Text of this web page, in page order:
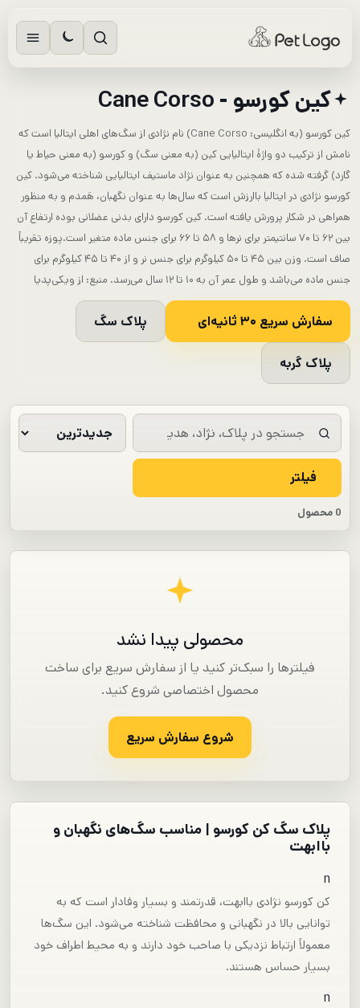
کین کورسو - Cane Corso
کین کورسو (به انگلیسی: Cane Corso) نام نژادی از سگ‌های اهلی ایتالیا است که
نامش از ترکیب دو واژۀ ایتالیایی کین (به معنی سگ) و کورسو (به معنی حیاط یا
گارد) گرفته شده که همچنین به عنوان نژاد ماستیف ایتالیایی شناخته می‌شود. کین
کورسو نژادی در ایتالیا باارزش است که سال‌ها به عنوان نگهبان، هَمدم و به منظور
همراهی در شکار پرورش یافته است. کین کورسو دارای بدنی عضلانی بوده ارتفاع آن
بین ۶۲ تا ۷۰ سانتیمتر برای نرها و ۵۸ تا ۶۶ برای جنس ماده متغیر است.پوزه تقریباً
صاف است. وزن بین ۴۵ تا ۵۰ کیلوگرم برای جنس نر و از ۴۰ تا ۴۵ کیلوگرم برای
جنس ماده می‌باشد و طول عمر آن به ۱۰ تا ۱۲ سال می‌رسد. منبع: از ویکی‌پدیا
سفارش سریع ۳۰ ثانیه‌ای پلاک سگ
پلاک گربه
فیلتر
0 محصول
محصولی پیدا نشد
فیلترها را سبک‌تر کنید یا از سفارش سریع برای ساخت
محصول اختصاصی شروع کنید.
شروع سفارش سریع
پلاک سگ کن کورسو | مناسب سگ‌های نگهبان و
باابهت
n
کن کورسو نژادی باابهت، قدرتمند و بسیار وفادار است که به
توانایی بالا در نگهبانی و محافظت شناخته می‌شود. این سگ‌ها
معمولاً ارتباط نزدیکی با صاحب خود دارند و به محیط اطراف خود
بسیار حساس هستند.
n